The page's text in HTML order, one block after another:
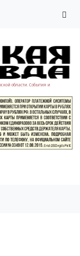
области. События и